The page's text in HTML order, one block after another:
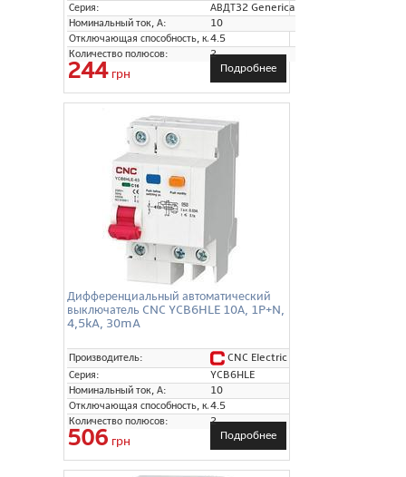
Серия:
АВДТ32 Generica
Номинальный ток, А:
10
Отключающая способность, кА:4.5
Количество полюсов:
2
244грн Подробнее
Дифференциальный автоматический
выключатель CNC YCB6HLE 10А, 1P+N,
4,5kA, 30mA
Производитель:
CNC Electric
Серия:
YCB6HLE
Номинальный ток, А:
10
Отключающая способность, кА:4.5
Количество полюсов:
2
506 грн Подробнее